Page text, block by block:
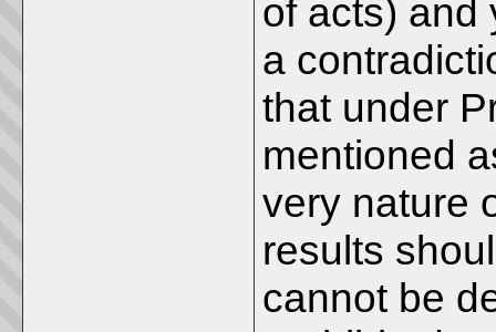
of acts) and
a
that under
mentioned
very nature
results
cannot be